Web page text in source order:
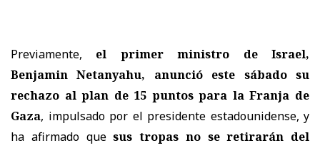
Previamente, el primer ministro de Israel,
Benjamin Netanyahu, anunció este sábado su
rechazo al plan de 15 puntos para la Franja de
Gaza, impulsado por el presidente estadounidense, y
ha afirmado quesus tropas no se retirarán del